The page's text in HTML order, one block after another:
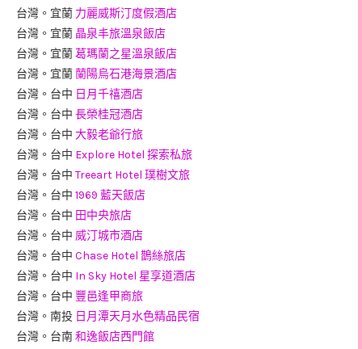
台灣。宜蘭 力麗威斯汀度假酒店
台灣。宜蘭 晶泉丰旅溫泉飯店
台灣。宜蘭葛瑪蘭之星溫泉飯店
台灣。宜蘭蘭陽烏石港海景酒店
台灣。台中 日月千禧酒店
台灣。台中 長榮桂冠酒店
台灣。台中 大毅老爺行旅
台灣。台中 Explore Hotel 探索私旅
台灣。台中 Treeart Hotel 璞樹文旅
台灣。台中 1969 藍天飯店
台灣。台中 田中央旅店
台灣。台中 威汀城市酒店
台灣。台中 Chase Hotel 鵲絲旅店
台灣。台中 In Sky Hotel 星享道酒店
台灣。台中 豐邑逢甲商旅
台灣。南投 日月潭天月水色精品民宿
台灣。台南和逸飯店西門館